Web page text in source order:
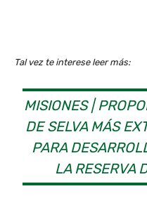
Tal vez te interese leer más:
MISIONES |
DE SELVA MÁS
PARA
LA RESERVA